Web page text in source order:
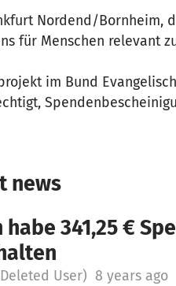
Nordend/Bornheim,
für Menschen relevant
im Bund
news
habe 341,25 €
User) 8 years ago